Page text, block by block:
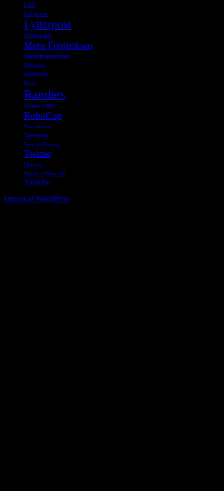
Lidl
Luftgevær
Lytterpost
McDonald's
Mette Frederiksen
Midalderlandsbyen
Pokemon
Politiken
Påske
Randers
Rema 1000
RoboCop
Sexrobotter
Speedway
Tour de France
Twitter
Ukraine
World of Warcraft
Youtube
Drevet af WordPress